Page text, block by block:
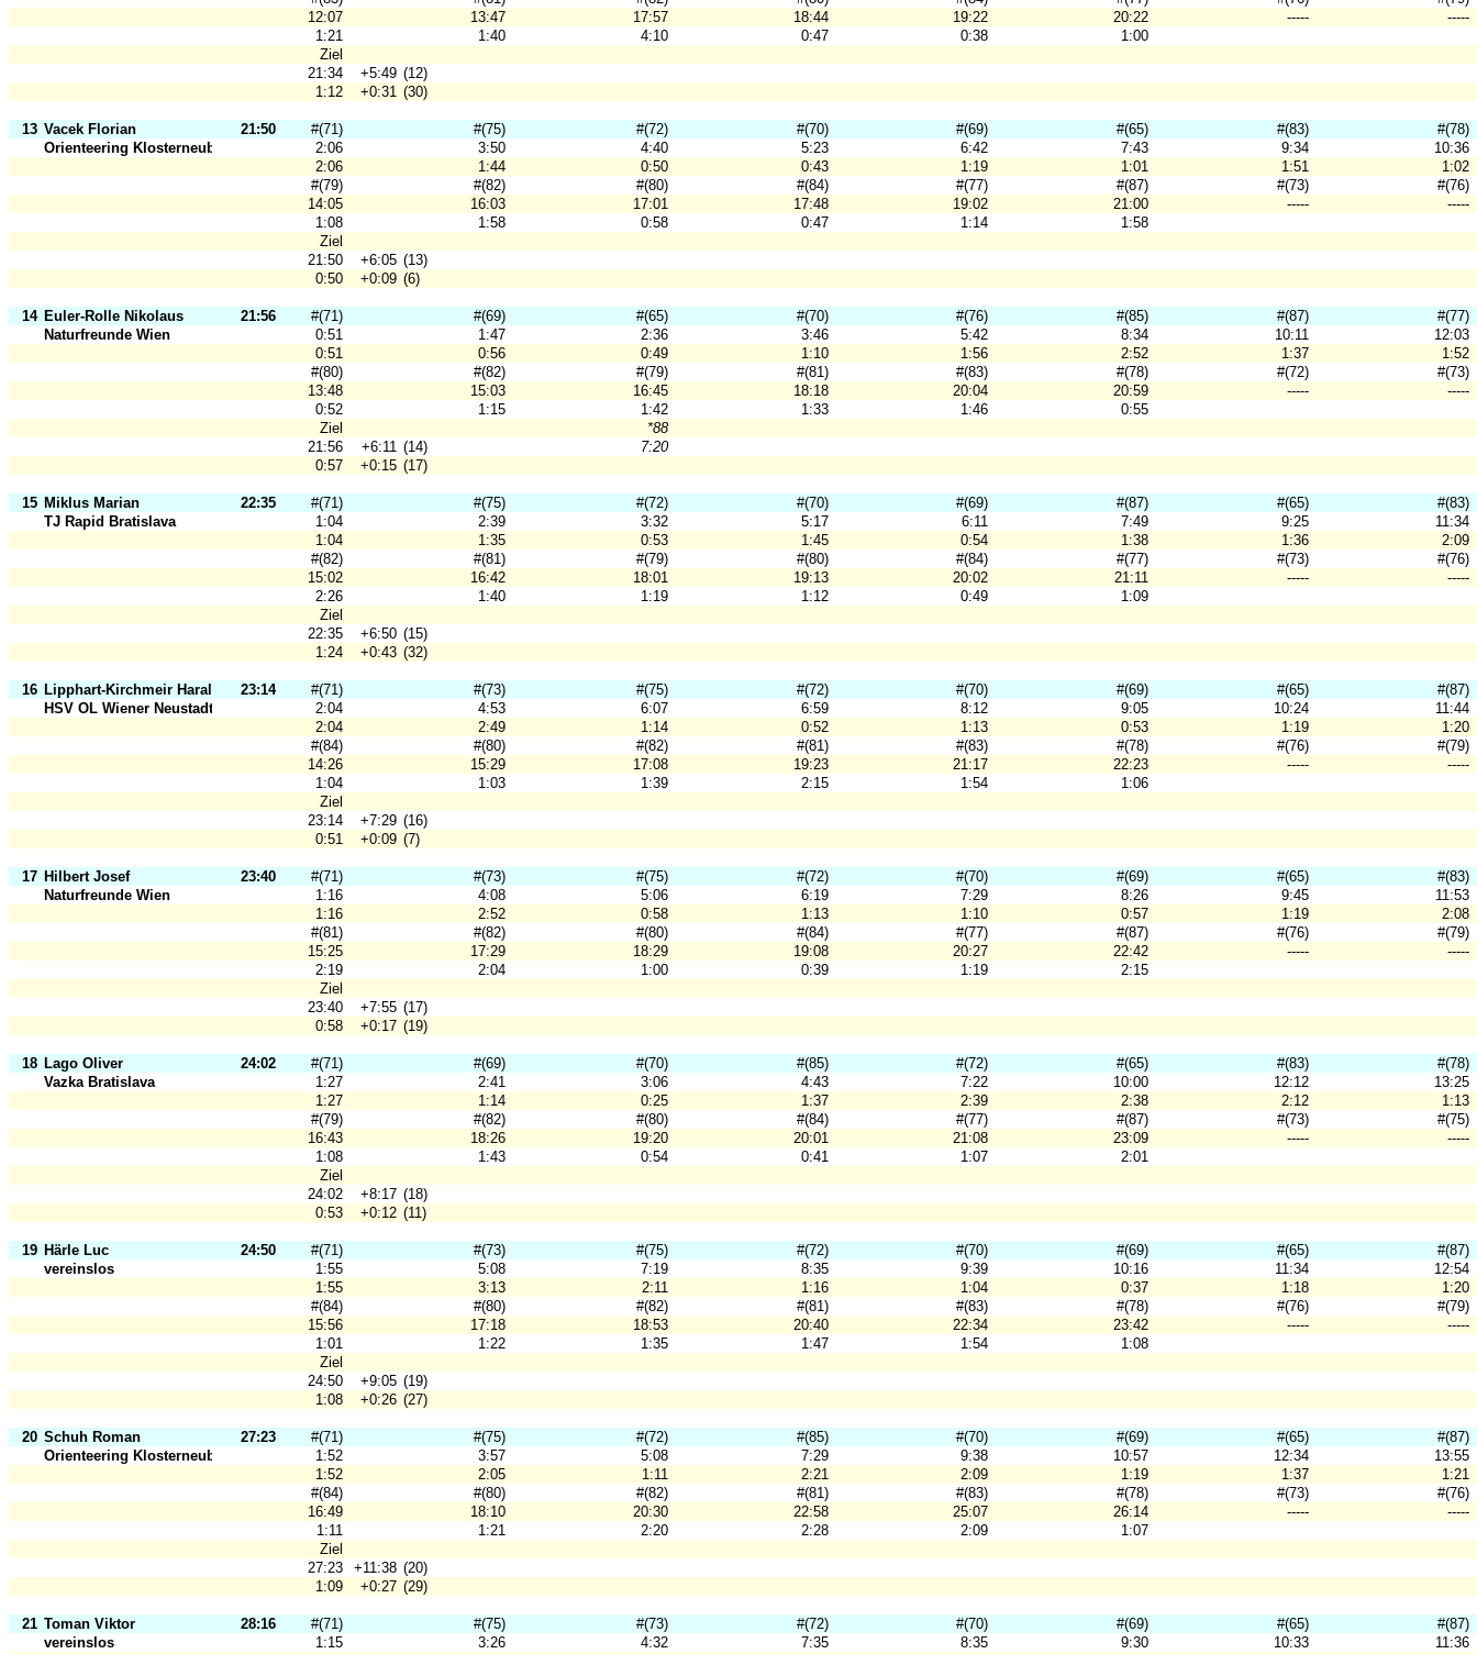
12:07
13:47 17:57 18:44 19:22 20:22 -----
-----
1:21
1:40 4:10 0:47 0:38
1:00
Ziel
21:34
+5:49 (12)
1:12
+0:31 (30)
13 Vacek Florian 21:50 #(71) #(75) #(72) #(70) #(69) #(65) #(83)
#(78)
Orienteering Klosterneuburg
2:06 3:50 4:40 5:23 6:42 7:43 9:34
10:36
2:06
1:44 0:50 0:43 1:19 1:01 1:51
1:02
#(79)
#(82) #(80) #(84) #(77) #(87) #(73)
#(76)
14:05
16:03 17:01 17:48 19:02 21:00 -----
-----
1:08
1:58 0:58 0:47 1:14
1:58
Ziel
21:50
+6:05 (13)
0:50
+0:09 (6)
14 Euler-Rolle Nikolaus 21:56 #(71) #(69) #(65) #(70) #(76) #(85) #(87)
#(77)
Naturfreunde Wien
0:51 1:47 2:36 3:46 5:42 8:34 10:11
12:03
0:51
0:56 0:49 1:10 1:56 2:52 1:37
1:52
#(80)
#(82) #(79) #(81) #(83) #(78) #(72)
#(73)
13:48
15:03 16:45 18:18 20:04 20:59 -----
-----
0:52
1:15 1:42 1:33 1:46
0:55
Ziel
*88
21:56
+6:11 (14)
7:20
0:57
+0:15 (17)
15 Miklus Marian 22:35 #(71) #(75) #(72) #(70) #(69) #(87) #(65)
#(83)
TJ Rapid Bratislava
1:04 2:39 3:32 5:17 6:11 7:49 9:25
11:34
1:04
1:35 0:53 1:45 0:54 1:38 1:36
2:09
#(82)
#(81) #(79) #(80) #(84) #(77) #(73)
#(76)
15:02
16:42 18:01 19:13 20:02 21:11 -----
-----
2:26
1:40 1:19 1:12 0:49
1:09
Ziel
22:35
+6:50 (15)
1:24
+0:43 (32)
16 Lipphart-Kirchmeir Harald 23:14 #(71) #(73) #(75) #(72) #(70) #(69) #(65)
#(87)
HSV OL Wiener Neustadt
2:04 4:53 6:07 6:59 8:12 9:05 10:24
11:44
2:04
2:49 1:14 0:52 1:13 0:53 1:19
1:20
#(84)
#(80) #(82) #(81) #(83) #(78) #(76)
#(79)
14:26
15:29 17:08 19:23 21:17 22:23 -----
-----
1:04
1:03 1:39 2:15 1:54
1:06
Ziel
23:14
+7:29 (16)
0:51
+0:09 (7)
17 Hilbert Josef 23:40 #(71) #(73) #(75) #(72) #(70) #(69) #(65)
#(83)
Naturfreunde Wien
1:16 4:08 5:06 6:19 7:29 8:26 9:45
11:53
1:16
2:52 0:58 1:13 1:10 0:57 1:19
2:08
#(81)
#(82) #(80) #(84) #(77) #(87) #(76)
#(79)
15:25
17:29 18:29 19:08 20:27 22:42 -----
-----
2:19
2:04 1:00 0:39 1:19
2:15
Ziel
23:40
+7:55 (17)
0:58
+0:17 (19)
18 Lago Oliver 24:02 #(71) #(69) #(70) #(85) #(72) #(65) #(83)
#(78)
Vazka Bratislava
1:27 2:41 3:06 4:43 7:22 10:00 12:12
13:25
1:27
1:14 0:25 1:37 2:39 2:38 2:12
1:13
#(79)
#(82) #(80) #(84) #(77) #(87) #(73)
#(75)
16:43
18:26 19:20 20:01 21:08 23:09 -----
-----
1:08
1:43 0:54 0:41 1:07
2:01
Ziel
24:02
+8:17 (18)
0:53
+0:12 (11)
19 Härle Luc 24:50 #(71) #(73) #(75) #(72) #(70) #(69) #(65)
#(87)
vereinslos
1:55 5:08 7:19 8:35 9:39 10:16 11:34
12:54
1:55
3:13 2:11 1:16 1:04 0:37 1:18
1:20
#(84)
#(80) #(82) #(81) #(83) #(78) #(76)
#(79)
15:56
17:18 18:53 20:40 22:34 23:42 -----
-----
1:01
1:22 1:35 1:47 1:54
1:08
Ziel
24:50
+9:05 (19)
1:08
+0:26 (27)
20 Schuh Roman 27:23 #(71) #(75) #(72) #(85) #(70) #(69) #(65)
#(87)
Orienteering Klosterneuburg
1:52 3:57 5:08 7:29 9:38 10:57 12:34
13:55
1:52
2:05 1:11 2:21 2:09 1:19 1:37
1:21
#(84)
#(80) #(82) #(81) #(83) #(78) #(73)
#(76)
16:49
18:10 20:30 22:58 25:07 26:14 -----
-----
1:11
1:21 2:20 2:28 2:09
1:07
Ziel
27:23
+11:38 (20)
1:09
+0:27 (29)
21 Toman Viktor 28:16 #(71) #(75) #(73) #(72) #(70) #(69) #(65)
#(87)
vereinslos
1:15 3:26 4:32 7:35 8:35 9:30 10:33
11:36